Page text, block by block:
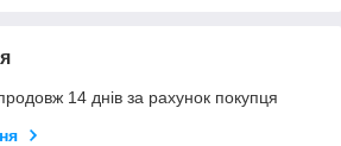
14 днів за рахунок покупця